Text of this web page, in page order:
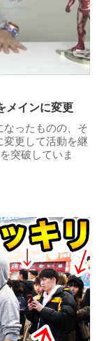
メインに変更
ったものの、そ
更して活動を継
突破していま